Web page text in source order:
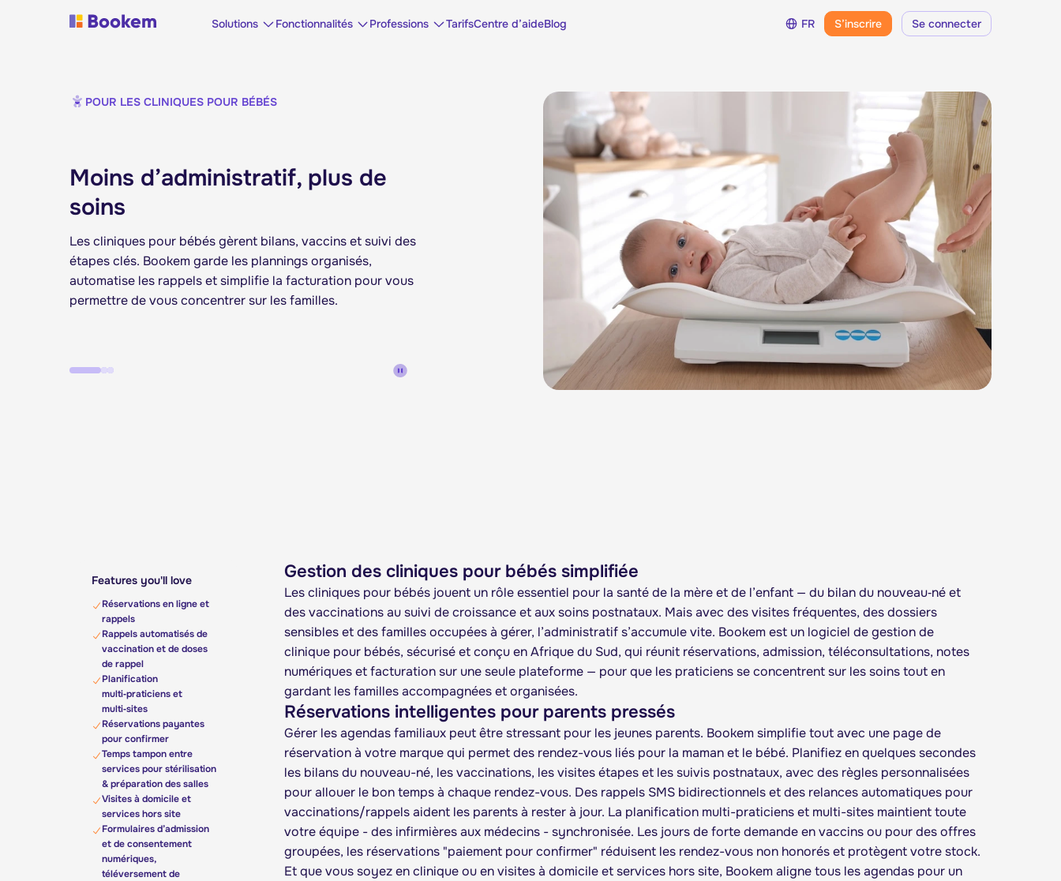
Solutions Fonctionnalités Professions TarifsCentre d’aideBlog FR S’inscrire Se connecter
POUR LES CLINIQUES POUR BÉBÉS
Moins d’administratif, plus de
soins
Les cliniques pour bébés gèrent bilans, vaccins et suivi des
étapes clés. Bookem garde les plannings organisés,
automatise les rappels et simplifie la facturation pour vous
permettre de vous concentrer sur les familles.
Features you'll love
Réservations en ligne et
rappels
Rappels automatisés de
vaccination et de doses
de rappel
Planification
multi‑praticiens et
multi‑sites
Réservations payantes
pour confirmer
Temps tampon entre
services pour stérilisation
& préparation des salles
Visites à domicile et
services hors site
Formulaires d’admission
et de consentement
numériques,
téléversement de
Gestion des cliniques pour bébés simplifiée
Les cliniques pour bébés jouent un rôle essentiel pour la santé de la mère et de l’enfant — du bilan du nouveau‑né et
des vaccinations au suivi de croissance et aux soins postnataux. Mais avec des visites fréquentes, des dossiers
sensibles et des familles occupées à gérer, l’administratif s’accumule vite. Bookem est un logiciel de gestion de
clinique pour bébés, sécurisé et conçu en Afrique du Sud, qui réunit réservations, admission, téléconsultations, notes
numériques et facturation sur une seule plateforme — pour que les praticiens se concentrent sur les soins tout en
gardant les familles accompagnées et organisées.
Réservations intelligentes pour parents pressés
Gérer les agendas familiaux peut être stressant pour les jeunes parents. Bookem simplifie tout avec une page de
réservation à votre marque qui permet des rendez-vous liés pour la maman et le bébé. Planifiez en quelques secondes
les bilans du nouveau-né, les vaccinations, les visites étapes et les suivis postnataux, avec des règles personnalisées
pour allouer le bon temps à chaque rendez-vous. Des rappels SMS bidirectionnels et des relances automatiques pour
vaccinations/rappels aident les parents à rester à jour. La planification multi-praticiens et multi-sites maintient toute
votre équipe - des infirmières aux médecins - synchronisée. Les jours de forte demande en vaccins ou pour des offres
groupées, les réservations "paiement pour confirmer" réduisent les rendez-vous non honorés et protègent votre stock.
Et que vous soyez en clinique ou en visites à domicile et services hors site, Bookem aligne tous les agendas pour un